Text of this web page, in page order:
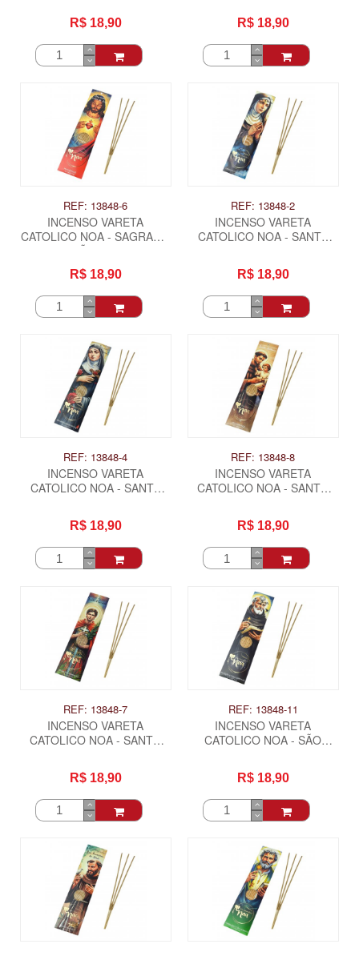
R$ 18,90 R$ 18,90
REF: 13848-6
INCENSO VARETA
CATOLICO NOA - SAGRADO
CORAÇÃO DE JESUS
R$ 18,90
REF: 13848-2
INCENSO VARETA
CATOLICO NOA - SANTA
R$ 18,90
REF: 13848-4
INCENSO VARETA
CATOLICO NOA - SANTA
R$ 18,90
REF: 13848-8
INCENSO VARETA
CATOLICO NOA - SANTO
R$ 18,90
REF: 13848-7
INCENSO VARETA
CATOLICO NOA - SANTO
R$ 18,90
REF: 13848-11
INCENSO VARETA
CATOLICO NOA - SÃO
R$ 18,90